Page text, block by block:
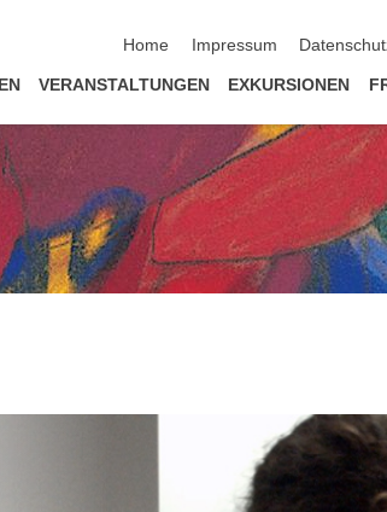
Home
Impressum
VERANSTALTUNGEN EXKURSIONEN